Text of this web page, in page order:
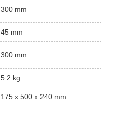
300 mm
45 mm
300 mm
5.2 kg
175 x 500 x 240 mm